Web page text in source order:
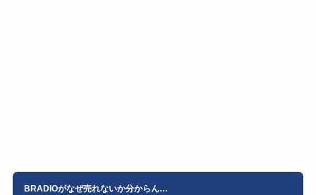
BRADIOがなぜ売れないか分からん…